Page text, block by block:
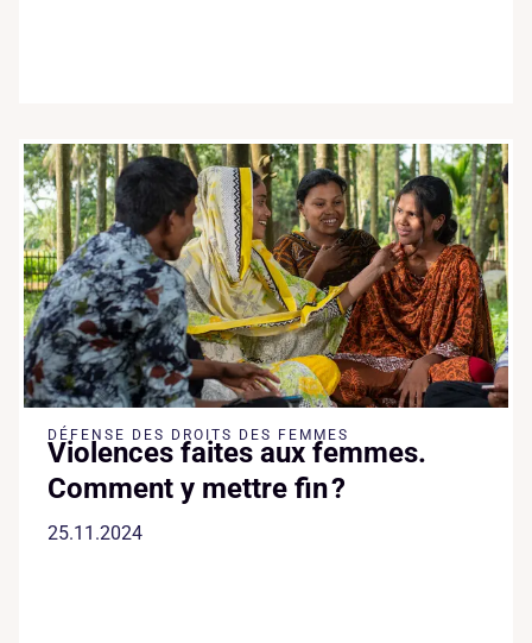
DÉFENSE DES DROITS DES FEMMES
Violences faites aux femmes.
Comment y mettre fin ?
25.11.2024